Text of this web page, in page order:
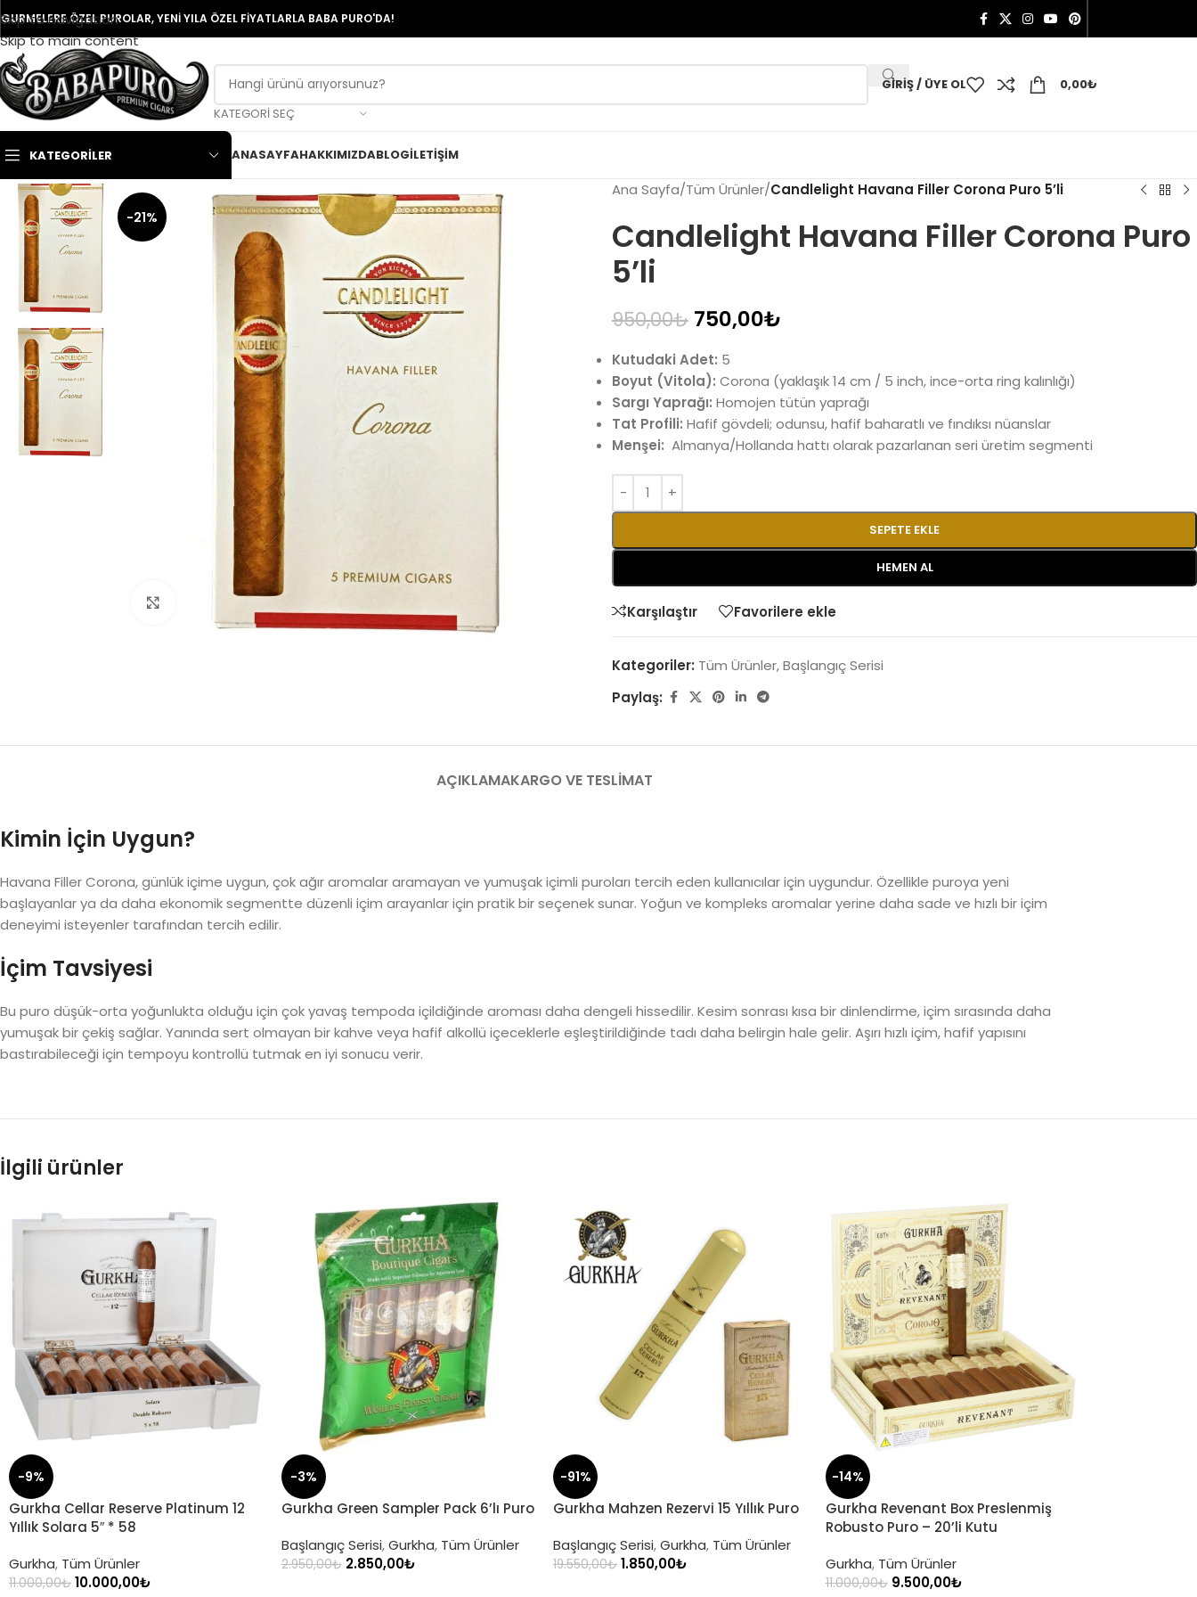
Skip to navigation
Skip to main content
GURMELERE ÖZEL PUROLAR, YENİ YILA ÖZEL FİYATLARLA BABA PURO'DA!
KATEGORI SEÇ
GIRIŞ / ÜYE OL 0,00₺
KATEGORILER ANASAYFAHAKKIMIZDABLOGİLETIŞIM
-21%
Click to enlarge
Ana Sayfa/Tüm Ürünler/Candlelight Havana Filler Corona Puro 5’li
Candlelight Havana Filler Corona Puro
5’li
950,00₺ 750,00₺
Kutudaki Adet: 5
Boyut (Vitola): Corona (yaklaşık 14 cm / 5 inch, ince-orta ring kalınlığı)
Sargı Yaprağı: Homojen tütün yaprağı
Tat Profili: Hafif gövdeli; odunsu, hafif baharatlı ve fındıksı nüanslar
Menşei: Almanya/Hollanda hattı olarak pazarlanan seri üretim segmenti
SEPETE EKLE
HEMEN AL
Karşılaştır Favorilere ekle
Kategoriler: Tüm Ürünler,Başlangıç Serisi
Paylaş:
AÇIKLAMAKARGO VE TESLIMAT
Kimin İçin Uygun?
Havana Filler Corona, günlük içime uygun, çok ağır aromalar aramayan ve yumuşak içimli puroları tercih eden kullanıcılar için uygundur. Özellikle puroya yeni
başlayanlar ya da daha ekonomik segmentte düzenli içim arayanlar için pratik bir seçenek sunar. Yoğun ve kompleks aromalar yerine daha sade ve hızlı bir içim
deneyimi isteyenler tarafından tercih edilir.
İçim Tavsiyesi
Bu puro düşük-orta yoğunlukta olduğu için çok yavaş tempoda içildiğinde aroması daha dengeli hissedilir. Kesim sonrası kısa bir dinlendirme, içim sırasında daha
yumuşak bir çekiş sağlar. Yanında sert olmayan bir kahve veya hafif alkollü içeceklerle eşleştirildiğinde tadı daha belirgin hale gelir. Aşırı hızlı içim, hafif yapısını
bastırabileceği için tempoyu kontrollü tutmak en iyi sonucu verir.
İlgili ürünler
-9%
Gurkha Cellar Reserve Platinum 12
Yıllık Solara 5″ * 58
Gurkha, Tüm Ürünler
11.000,00₺ 10.000,00₺
-3%
Gurkha Green Sampler Pack 6’lı Puro
Başlangıç Serisi, Gurkha, Tüm Ürünler
2.950,00₺ 2.850,00₺
-91%
Gurkha Mahzen Rezervi 15 Yıllık Puro
Başlangıç Serisi,Gurkha, Tüm Ürünler
19.550,00₺ 1.850,00₺
-14%
Gurkha Revenant Box Preslenmiş
Robusto Puro – 20’li Kutu
Gurkha, Tüm Ürünler
11.000,00₺ 9.500,00₺